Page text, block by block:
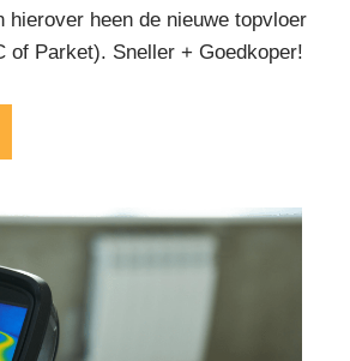
hierover heen de nieuwe topvloer
of Parket). Sneller + Goedkoper!